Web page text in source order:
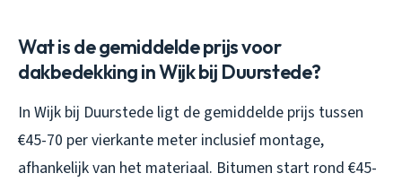
Wat is de gemiddelde prijs voor
dakbedekking in Wijk bij Duurstede?
In Wijk bij Duurstede ligt de gemiddelde prijs tussen
€45-70 per vierkante meter inclusief montage,
afhankelijk van het materiaal. Bitumen start rond €45-